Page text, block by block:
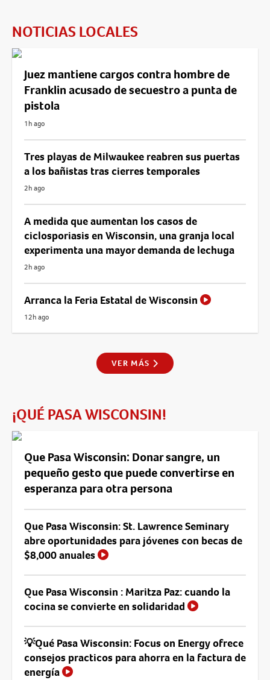
NOTICIAS LOCALES
Juez mantiene cargos contra hombre de
Franklin acusado de secuestro a punta de
pistola
1h ago
Tres playas de Milwaukee reabren sus puertas
a los bañistas tras cierres temporales
2h ago
A medida que aumentan los casos de
ciclosporiasis en Wisconsin, una granja local
experimenta una mayor demanda de lechuga
2h ago
Arranca la Feria Estatal de Wisconsin
12h ago
VER MÁS
¡QUÉ PASA WISCONSIN!
Que Pasa Wisconsin: Donar sangre, un
pequeño gesto que puede convertirse en
esperanza para otra persona
Que Pasa Wisconsin: St. Lawrence Seminary
abre oportunidades para jóvenes con becas de
$8,000 anuales
Que Pasa Wisconsin : Maritza Paz: cuando la
cocina se convierte en solidaridad
💡Qué Pasa Wisconsin: Focus on Energy ofrece
consejos practicos para ahorra en la factura de
energía